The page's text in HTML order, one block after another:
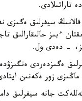
تاراتىلادى.
سيفرلىق ەگىزى
ءبىز حالىقارالىق
- دەدى ول.
ەگىزدەردى ەنگىزۋدە
ماڭىزى زور ەكەنىن
جانە سيفرلىق